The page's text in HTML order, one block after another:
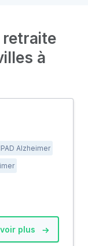
retraite
à
Alzheimer
plus